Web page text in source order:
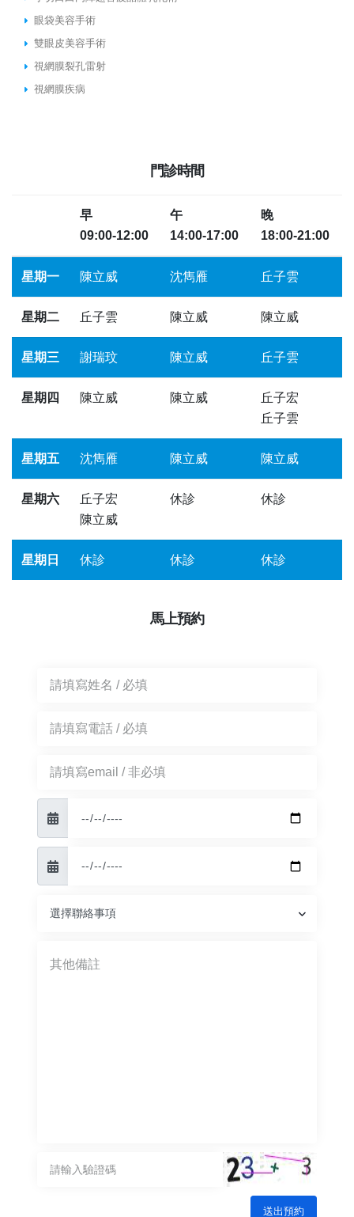
眼袋美容手術
雙眼皮美容手術
視網膜裂孔雷射
視網膜疾病
門診時間
早
09:00-12:00
午
14:00-17:00
晚
18:00-21:00
星期一 陳立威 沈雋雁 丘子雲
星期二 丘子雲 陳立威 陳立威
星期三 謝瑞玟 陳立威 丘子雲
星期四 陳立威 陳立威
丘子宏
丘子雲
星期五 沈雋雁 陳立威 陳立威
星期六
丘子宏
陳立威
休診 休診
星期日 休診 休診 休診
馬上預約